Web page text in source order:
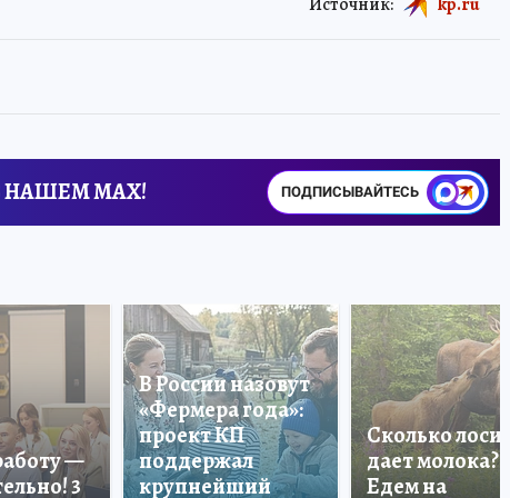
НАШЕМ MAX! ПОДПИСЫВАЙТЕСЬ
—
3
В России назовут
«Фермера года»:
проект КП
поддержал
крупнейший
Сколько лосиха
дает молока?
Едем на